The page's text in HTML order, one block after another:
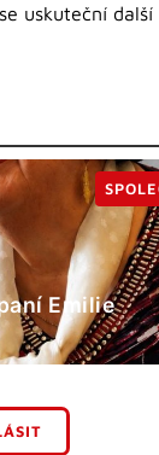
uskuteční
Emilie